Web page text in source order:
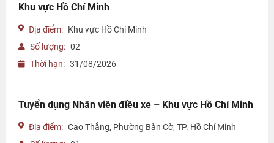
Khu vực Hồ Chí Minh
Địa điểm: Khu vực Hồ Chí Minh
Số lượng: 02
Thời hạn: 31/08/2026
Tuyển dụng Nhân viên điều xe – Khu vực Hồ Chí Minh
Địa điểm: Cao Thắng, Phường Bàn Cờ, TP. Hồ Chí Minh